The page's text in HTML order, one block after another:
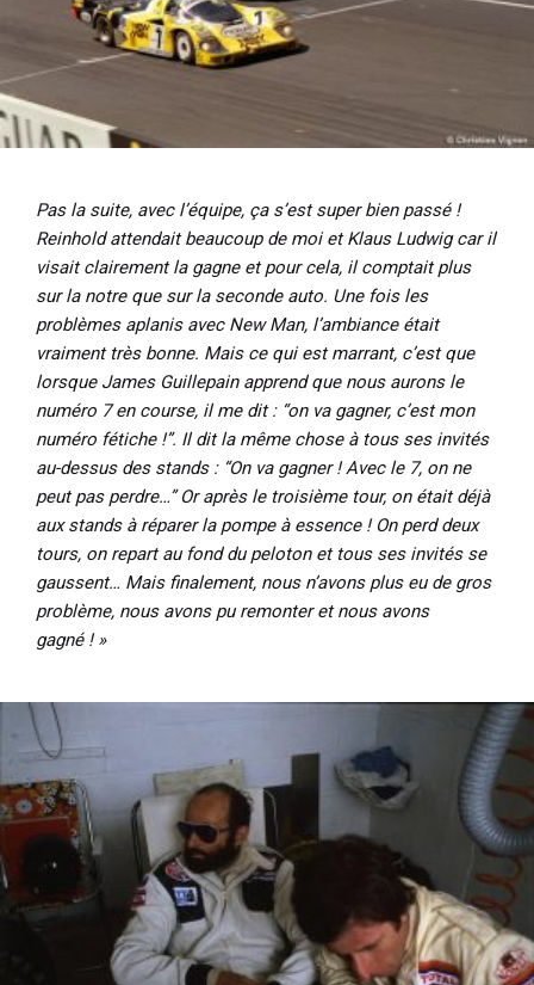
Pas la suite, avec l’équipe, ça s’est super bien passé !
Reinhold attendait beaucoup de moi et Klaus Ludwig car il
visait clairement la gagne et pour cela, il comptait plus
sur la notre que sur la seconde auto. Une fois les
problèmes aplanis avec New Man, l’ambiance était
vraiment très bonne. Mais ce qui est marrant, c’est que
lorsque James Guillepain apprend que nous aurons le
numéro 7 en course, il me dit : “on va gagner, c’est mon
numéro fétiche !”. Il dit la même chose à tous ses invités
au-dessus des stands : “On va gagner ! Avec le 7, on ne
peut pas perdre…” Or après le troisième tour, on était déjà
aux stands à réparer la pompe à essence ! On perd deux
tours, on repart au fond du peloton et tous ses invités se
gaussent… Mais finalement, nous n’avons plus eu de gros
problème, nous avons pu remonter et nous avons
gagné ! »